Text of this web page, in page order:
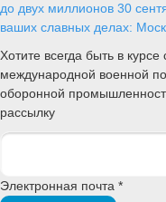
до двух миллионов 30
ваших славных делах:
Хотите всегда быть в
международной военной
оборонной
рассылку
Электронная почта *